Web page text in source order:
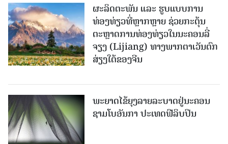
ຜະລິດຕະພັນ ແລະ ຮູບແບບການ
ທ່ອງທ່ຽວທີ່ຫຼາກຫຼາຍ ຊ່ວຍກະຕຸ້ນ
ຕະຫຼາດການທ່ອງທ່ຽວໃນນະຄອນລີ່
ຈຽງ (Lijiang) ທາງພາກຕາເວັນຕົກ
ສ່ຽງໃຕ້ຂອງຈີນ
ພະຍາດໄຂ້ຍຸງລາຍລະບາດຢູ່ນະຄອນ
ຊາມໂບ​ອັນກາ ປະເທດຟີລິບປິນ